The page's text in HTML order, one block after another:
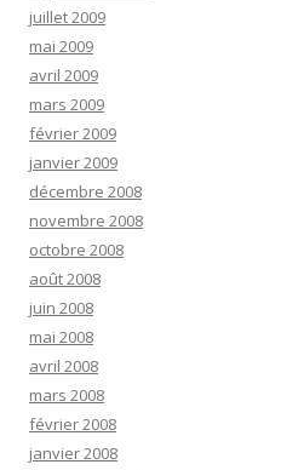
juillet 2009
mai 2009
avril 2009
mars 2009
février 2009
janvier 2009
décembre 2008
novembre 2008
octobre 2008
août 2008
juin 2008
mai 2008
avril 2008
mars 2008
février 2008
janvier 2008